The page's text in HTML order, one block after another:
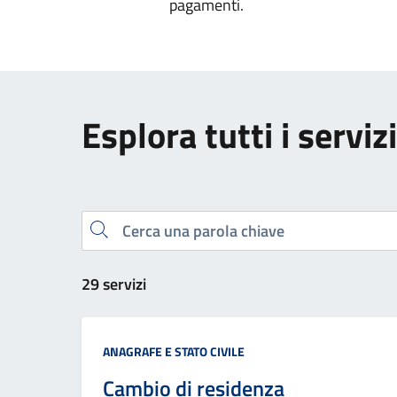
pagamenti.
Esplora tutti i servizi
Cerca una parola chiave
29 servizi
Categoria:
ANAGRAFE E STATO CIVILE
Cambio di residenza